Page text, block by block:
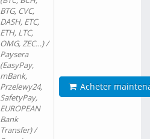
BTG, CVC,
DASH, ETC,
ETH, LTC,
OMG, ZEC…) /
Paysera
(EasyPay,
mBank,
Przelewy24,
SafetyPay,
EUROPEAN
Bank
Transfer) /
Acheter